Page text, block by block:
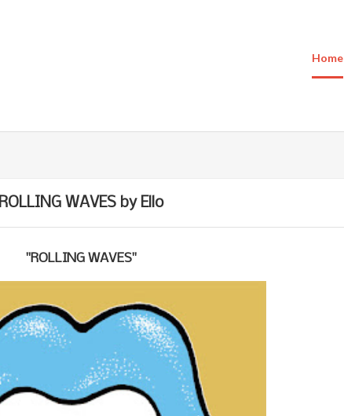
Home
ROLLING WAVES by Ello
"ROLLING WAVES"